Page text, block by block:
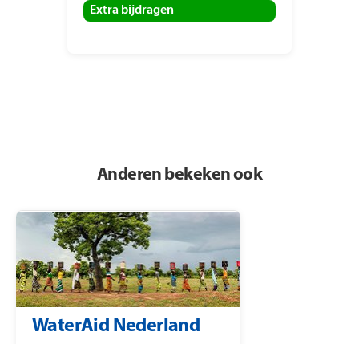
Extra bijdragen
Anderen bekeken ook
WaterAid Nederland